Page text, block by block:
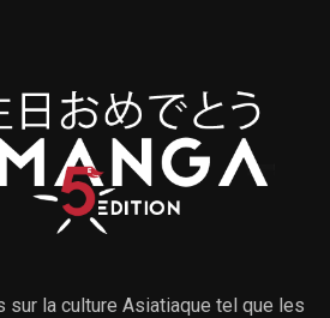
sur la culture Asiatiaque tel que les